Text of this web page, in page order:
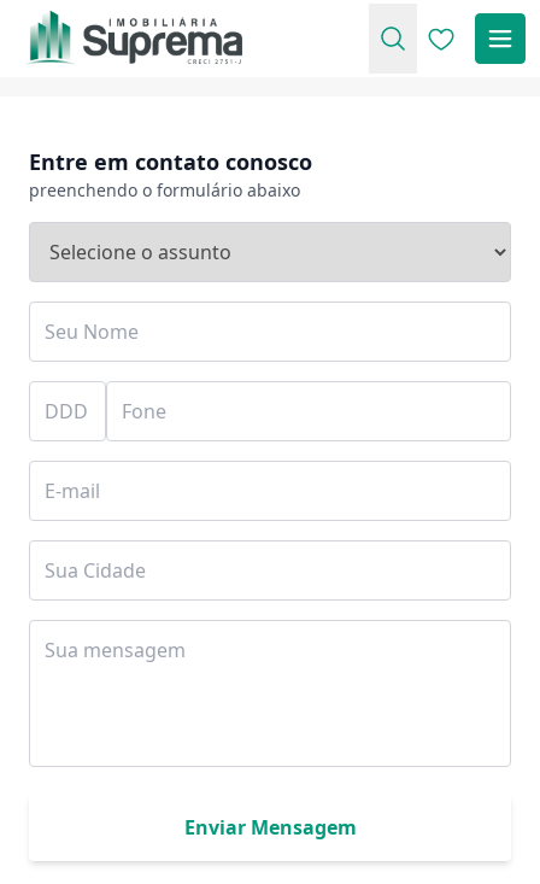
Favoritos
Entre em contato conosco
preenchendo o formulário abaixo
Enviar Mensagem